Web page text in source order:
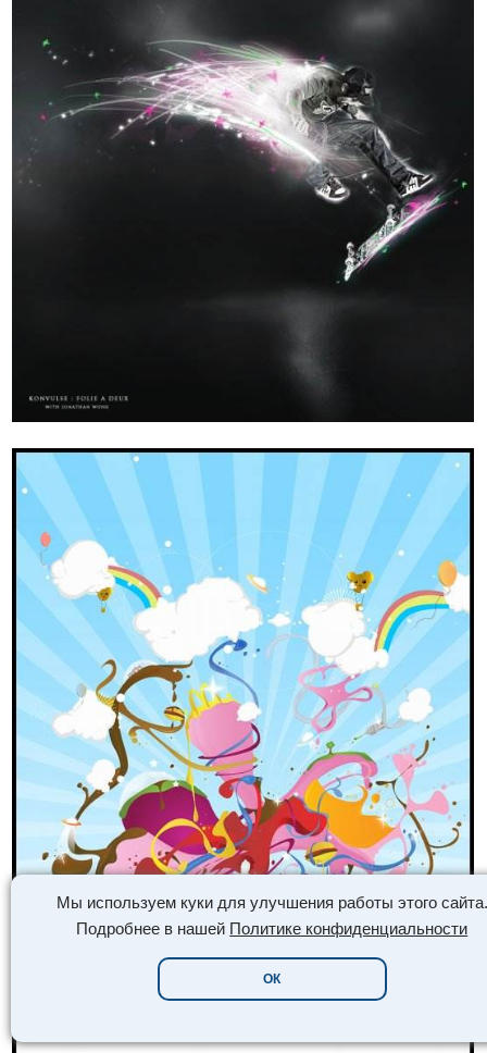
Мы используем куки для улучшения работы этого сайта.
Подробнее в нашей Политике конфиденциальности
ОК